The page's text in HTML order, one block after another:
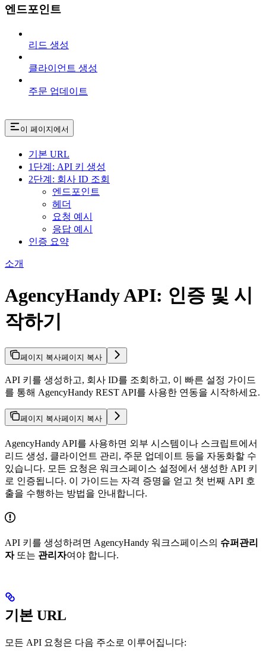
엔드포인트
리드 생성
클라이언트 생성
주문 업데이트
이 페이지에서
기본 URL
1단계: API 키 생성
2단계: 회사 ID 조회
엔드포인트
헤더
요청 예시
응답 예시
인증 요약
소개
AgencyHandy API: 인증 및 시
작하기
페이지 복사페이지 복사
API 키를 생성하고, 회사 ID를 조회하고, 이 빠른 설정 가이드
를 통해 AgencyHandy REST API를 사용한 연동을 시작하세요.
페이지 복사페이지 복사
AgencyHandy API를 사용하면 외부 시스템이나 스크립트에서
리드 생성, 클라이언트 관리, 주문 업데이트 등을 자동화할 수
있습니다. 모든 요청은 워크스페이스 설정에서 생성한 API 키
로 인증됩니다. 이 가이드는 자격 증명을 얻고 첫 번째 API 호
출을 수행하는 방법을 안내합니다.
API 키를 생성하려면 AgencyHandy 워크스페이스의 슈퍼관리
자또는 관리자여야 합니다.
기본 URL
모든 API 요청은 다음 주소로 이루어집니다: